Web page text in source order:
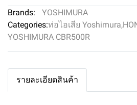
Brands:
YOSHIMURA
Categories:ท่อไอเสีย Yoshimura,
YOSHIMURA CBR500R
รายละเอียดสินค้า